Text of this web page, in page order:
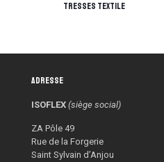
tresses textile
Adresse
ISOFLEX (siège social)
ZA Pôle 49
Rue de la Forgerie
Saint Sylvain d’Anjou